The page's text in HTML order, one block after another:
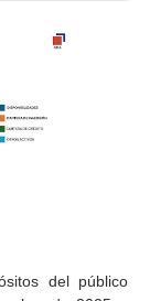
del público